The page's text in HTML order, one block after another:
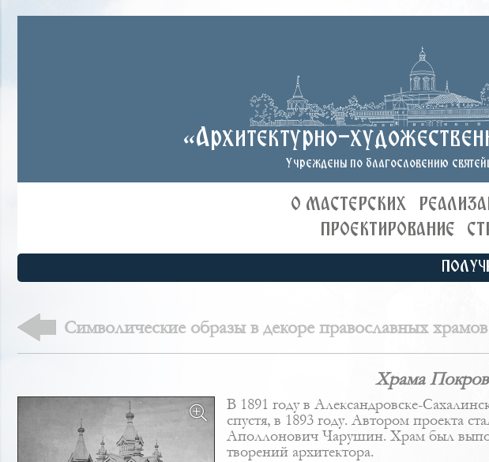
«Архитектурно-
Учреждены по благословению
О МАСТЕРСКИХ
ПРОЕКТИРОВАНИЕ
Символические образы в декоре православных храмов
Храма
В 1891 году в Александровске-
спустя, в 1893 году. Автором проекта
Аполлонович Чарушин. Храм был
творений архитектора.